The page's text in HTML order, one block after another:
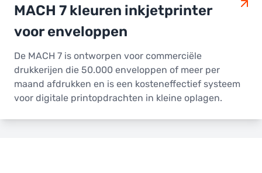
MACH 7 kleuren inkjetprinter
voor enveloppen
De MACH 7 is ontworpen voor commerciële
drukkerijen die 50.000 enveloppen of meer per
maand afdrukken en is een kosteneffectief systeem
voor digitale printopdrachten in kleine oplagen.